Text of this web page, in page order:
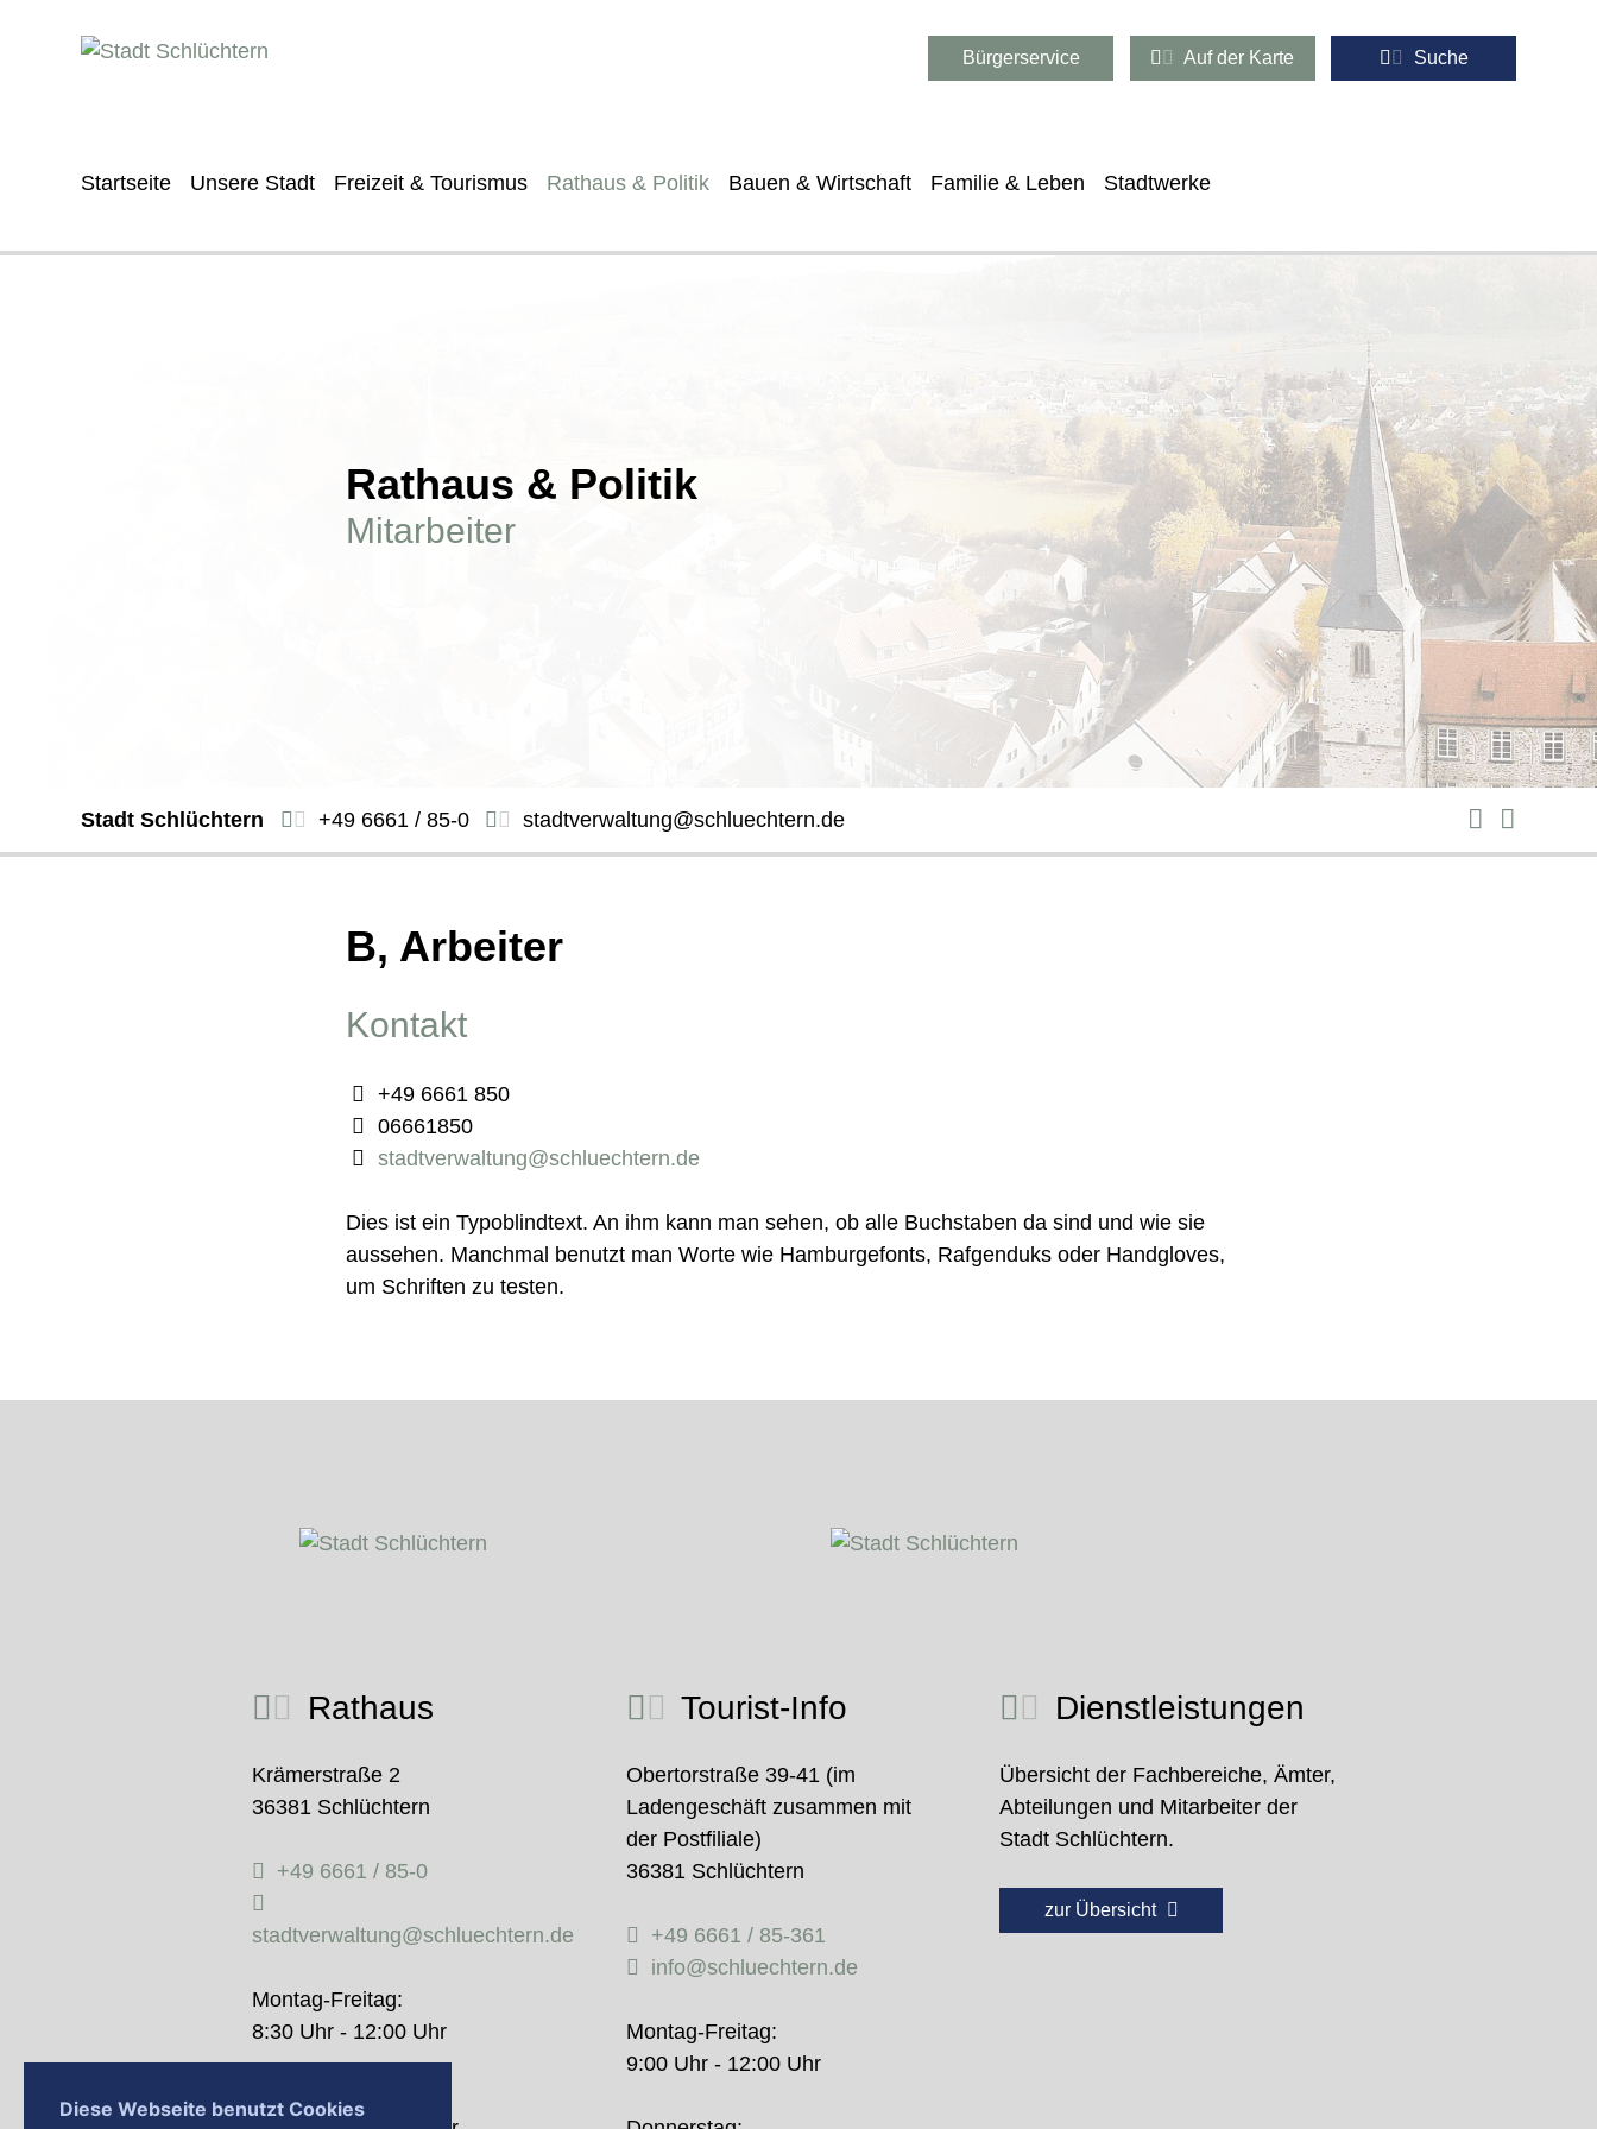
Bürgerservice Auf der Karte Suche
Startseite Unsere Stadt Freizeit & Tourismus Rathaus & Politik Bauen & Wirtschaft Familie & Leben Stadtwerke
Rathaus & Politik
Mitarbeiter
Stadt Schlüchtern +49 6661 / 85-0 stadtverwaltung@schluechtern.de
B, Arbeiter
Kontakt
+49 6661 850
06661850
stadtverwaltung@schluechtern.de
Dies ist ein Typoblindtext. An ihm kann man sehen, ob alle Buchstaben da sind und wie sie
aussehen. Manchmal benutzt man Worte wie Hamburgefonts, Rafgenduks oder Handgloves,
um Schriften zu testen.
Rathaus
Krämerstraße 2
36381 Schlüchtern
+49 6661 / 85-0
stadtverwaltung@schluechtern.de
Montag-Freitag:
8:30 Uhr - 12:00 Uhr
Donnerstag:
Tourist-Info
Obertorstraße 39-41 (im
Ladengeschäft zusammen mit
der Postfiliale)
36381 Schlüchtern
+49 6661 / 85-361
info@schluechtern.de
Montag-Freitag:
9:00 Uhr - 12:00 Uhr
Dienstleistungen
Übersicht der Fachbereiche, Ämter,
Abteilungen und Mitarbeiter der
Stadt Schlüchtern.
zur Übersicht
Diese Webseite benutzt Cookies